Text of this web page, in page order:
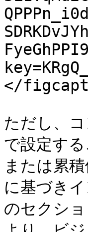
</
ただし、
で設定す
または累
に基づき
のセクシ